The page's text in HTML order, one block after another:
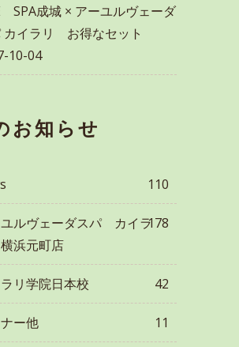
SPA成城 × アーユルヴェーダ
カイラリ お得なセット
10-04
お知らせ
110
ルヴェーダスパ カイラ
浜元町店
178
リ学院日本校 42
ー他 11